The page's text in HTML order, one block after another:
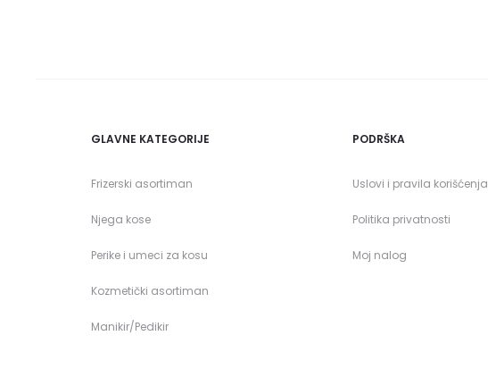
GLAVNE KATEGORIJE
Frizerski asortiman
Njega kose
Perike i umeci za kosu
Kozmetički asortiman
Manikir/Pedikir
PODRŠKA
Uslovi i pravila korišćenja
Politika privatnosti
Moj nalog